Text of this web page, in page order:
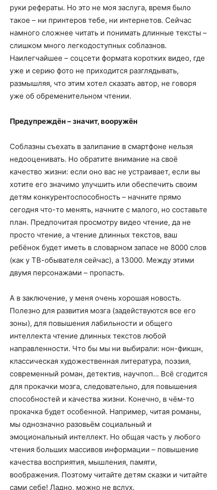
руки рефераты. Но это не моя заслуга, время было
такое – ни принтеров тебе, ни интернетов. Сейчас
намного сложнее читать и понимать длинные тексты –
слишком много легкодоступных соблазнов.
Наилегчайшее – соцсети формата коротких видео, где
уже и серию фото не приходится разглядывать,
размышляя, что этим хотел сказать автор, не говоря
уже об обременительном чтении.
Предупреждён – значит, вооружён
Соблазны съехать в залипание в смартфоне нельзя
недооценивать. Но обратите внимание на своё
качество жизни: если оно вас не устраивает, если вы
хотите его значимо улучшить или обеспечить своим
детям конкурентоспособность – начните прямо
сегодня что-то менять, начните с малого, но составьте
план. Предпочитая просмотру видео чтение, да не
просто чтение, а чтение длинных текстов, ваш
ребёнок будет иметь в словарном запасе не 8000 слов
(как у ТВ-обывателя сейчас), а 13000. Между этими
двумя персонажами – пропасть.
А в заключение, у меня очень хорошая новость.
Полезно для развития мозга (задействуются все его
зоны), для повышения лабильности и общего
интеллекта чтение длинных текстов любой
направленности. Что бы мы ни выбирали: нон-фикшн,
классическая художественная литература, поэзия,
современный роман, детектив, научпоп… Всё сгодится
для прокачки мозга, следовательно, для повышения
способностей и качества жизни. Конечно, в чём-то
прокачка будет особенной. Например, читая романы,
мы однозначно разовьём социальный и
эмоциональный интеллект. Но общая часть у любого
чтения больших массивов информации – повышение
качества восприятия, мышления, памяти,
воображения. Поэтому читайте детям сказки и читайте
сами себе! Ладно, можно не вслух.